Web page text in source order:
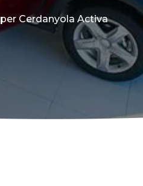
per Cerdanyola Activa